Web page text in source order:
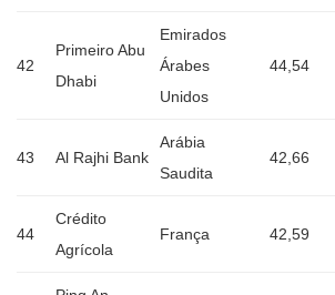
42
Primeiro Abu
Dhabi
Emirados
Árabes
Unidos
44,54
43 Al Rajhi Bank
Arábia
Saudita
42,66
44
Crédito
Agrícola
França 42,59